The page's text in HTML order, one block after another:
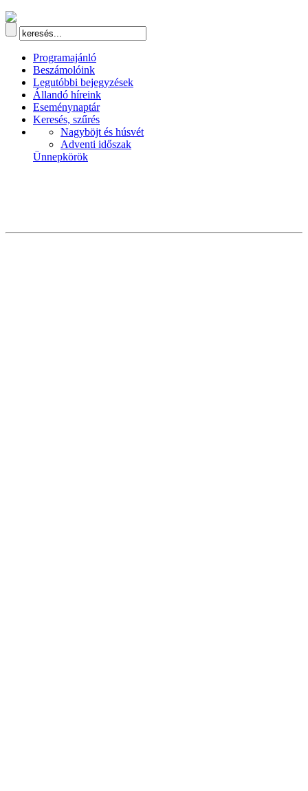
Programajánló
Beszámolóink
Legutóbbi bejegyzések
Állandó híreink
Eseménynaptár
Keresés, szűrés
Nagyböjt és húsvét
Adventi időszak
Ünnepkörök